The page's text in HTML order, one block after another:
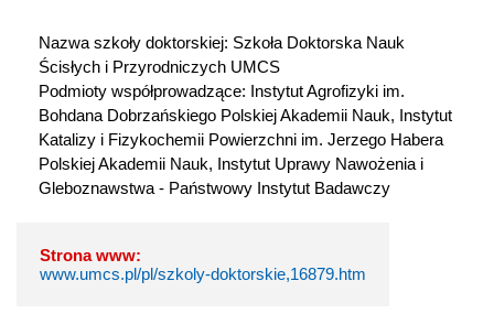
Nazwa szkoły doktorskiej: Szkoła Doktorska Nauk
Ścisłych i Przyrodniczych UMCS
Podmioty współprowadzące: Instytut Agrofizyki im.
Bohdana Dobrzańskiego Polskiej Akademii Nauk, Instytut
Katalizy i Fizykochemii Powierzchni im. Jerzego Habera
Polskiej Akademii Nauk, Instytut Uprawy Nawożenia i
Gleboznawstwa - Państwowy Instytut Badawczy
Strona www:
www.umcs.pl/pl/szkoly-doktorskie,16879.htm